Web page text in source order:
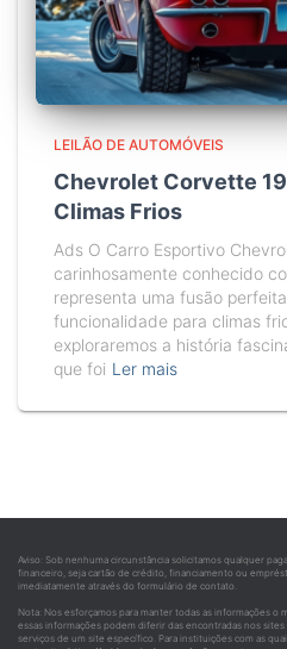
LEILÃO DE AUTOMÓVEIS
Chevrolet Corvette
Climas Frios
Ads O Carro Esportivo
carinhosamente conhecido
representa uma fusão
funcionalidade para climas
exploraremos a história
que foi Ler mais
Aviso: Sob nenhuma circunstância solicitamos qualquer
financeiro, seja cartão de crédito, financiamento ou
imediatamente através do formulário de contato.
Nota: Nos esforçamos para manter todas as informações o
essas informações podem diferir das encontradas nos
serviços de um site específico. Para instituições com as